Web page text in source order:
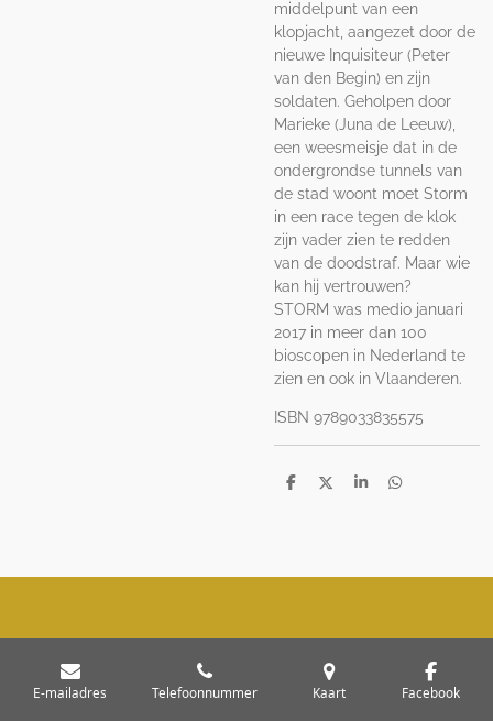
middelpunt van een
klopjacht, aangezet door de
nieuwe Inquisiteur (Peter
van den Begin) en zijn
soldaten. Geholpen door
Marieke (Juna de Leeuw),
een weesmeisje dat in de
ondergrondse tunnels van
de stad woont moet Storm
in een race tegen de klok
zijn vader zien te redden
van de doodstraf. Maar wie
kan hij vertrouwen?
STORM was medio januari
2017 in meer dan 100
bioscopen in Nederland te
zien en ook in Vlaanderen.
ISBN 9789033835575
D
D
S
D
E-mailadres Telefoonnummer Kaart Facebook